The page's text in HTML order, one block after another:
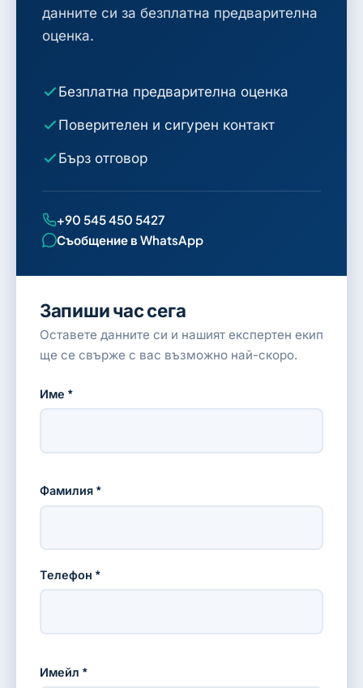
данните си за безплатна предварителна
оценка.
Безплатна предварителна оценка
Поверителен и сигурен контакт
Бърз отговор
+90 545 450 5427
Съобщение в WhatsApp
Запиши час сега
Оставете данните си и нашият експертен екип
ще се свърже с вас възможно най-скоро.
Име *
Фамилия *
Телефон *
Имейл *